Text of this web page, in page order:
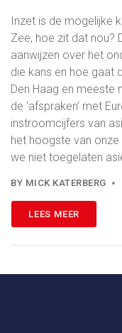
Inzet is de mogelijke
Zee, hoe zit dat nou?
aanwijzen over het
die kans en hoe gaat
Den Haag en meeste
de ‘afspraken’ met
instroomcijfers van
het hoogste van onze
we niet toegelaten
BY MICK KATERBERG
LEES MEER